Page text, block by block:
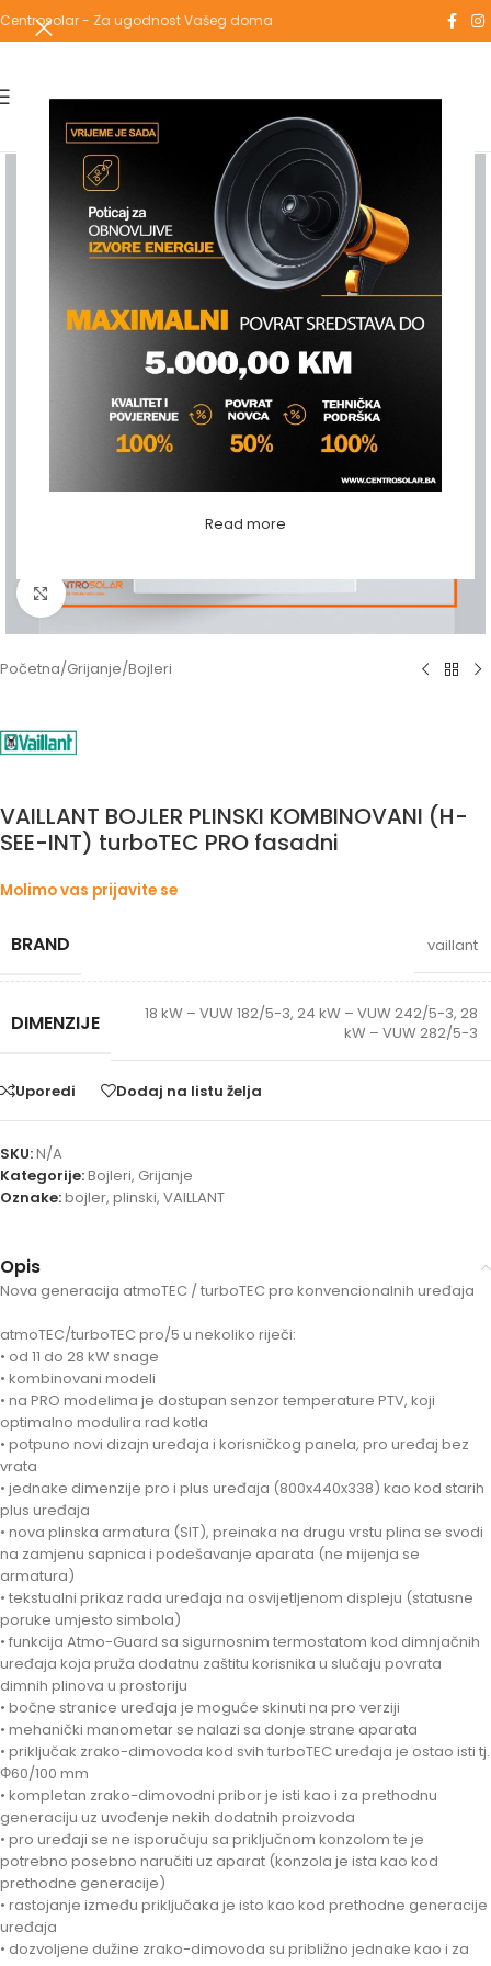
Read more
Centrosolar - Za ugodnost Vašeg doma
Povećaj sliku
Početna/Grijanje/Bojleri
VAILLANT BOJLER PLINSKI KOMBINOVANI (H-
SEE-INT) turboTEC PRO fasadni
Molimo vas prijavite se
BRAND vaillant
DIMENZIJE 18 kW – VUW 182/5-3, 24 kW – VUW 242/5-3, 28
kW – VUW 282/5-3
Uporedi Dodaj na listu želja
SKU:N/A
Kategorije:Bojleri, Grijanje
Oznake:bojler, plinski, VAILLANT
Opis
Nova generacija atmoTEC / turboTEC pro konvencionalnih uređaja
atmoTEC/turboTEC pro/5 u nekoliko riječi:
• od 11 do 28 kW snage
• kombinovani modeli
• na PRO modelima je dostupan senzor temperature PTV, koji
optimalno modulira rad kotla
• potpuno novi dizajn uređaja i korisničkog panela, pro uređaj bez
vrata
• jednake dimenzije pro i plus uređaja (800x440x338) kao kod starih
plus uređaja
• nova plinska armatura (SIT), preinaka na drugu vrstu plina se svodi
na zamjenu sapnica i podešavanje aparata (ne mijenja se
armatura)
• tekstualni prikaz rada uređaja na osvijetljenom displeju (statusne
poruke umjesto simbola)
• funkcija Atmo-Guard sa sigurnosnim termostatom kod dimnjačnih
uređaja koja pruža dodatnu zaštitu korisnika u slučaju povrata
dimnih plinova u prostoriju
• bočne stranice uređaja je moguće skinuti na pro verziji
• mehanički manometar se nalazi sa donje strane aparata
• priključak zrako-dimovoda kod svih turboTEC uređaja je ostao isti tj.
Φ60/100 mm
• kompletan zrako-dimovodni pribor je isti kao i za prethodnu
generaciju uz uvođenje nekih dodatnih proizvoda
• pro uređaji se ne isporučuju sa priključnom konzolom te je
potrebno posebno naručiti uz aparat (konzola je ista kao kod
prethodne generacije)
• rastojanje između priključaka je isto kao kod prethodne generacije
uređaja
• dozvoljene dužine zrako-dimovoda su približno jednake kao i za